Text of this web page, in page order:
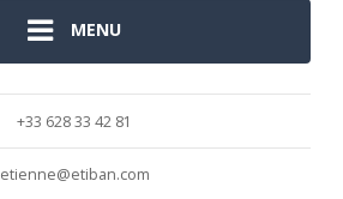
MENU
+33 628 33 42 81
etienne@etiban.com